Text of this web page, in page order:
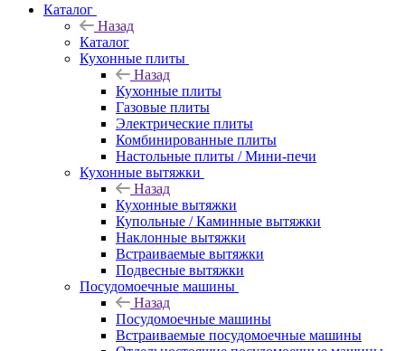
Каталог
Назад
Каталог
Кухонные плиты
Назад
Кухонные плиты
Газовые плиты
Электрические плиты
Комбинированные плиты
Настольные плиты / Мини-печи
Кухонные вытяжки
Назад
Кухонные вытяжки
Купольные / Каминные вытяжки
Наклонные вытяжки
Встраиваемые вытяжки
Подвесные вытяжки
Посудомоечные машины
Назад
Посудомоечные машины
Встраиваемые посудомоечные машины